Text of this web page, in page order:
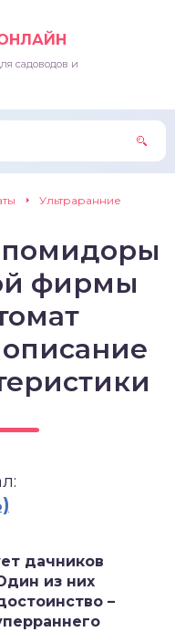
садоводов и
Ультраранние
помидоры
фирмы
дачников
из них
–